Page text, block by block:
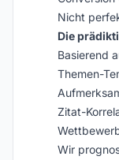
Nicht
Die
Basierend
Themen-
Zitat-
Wir